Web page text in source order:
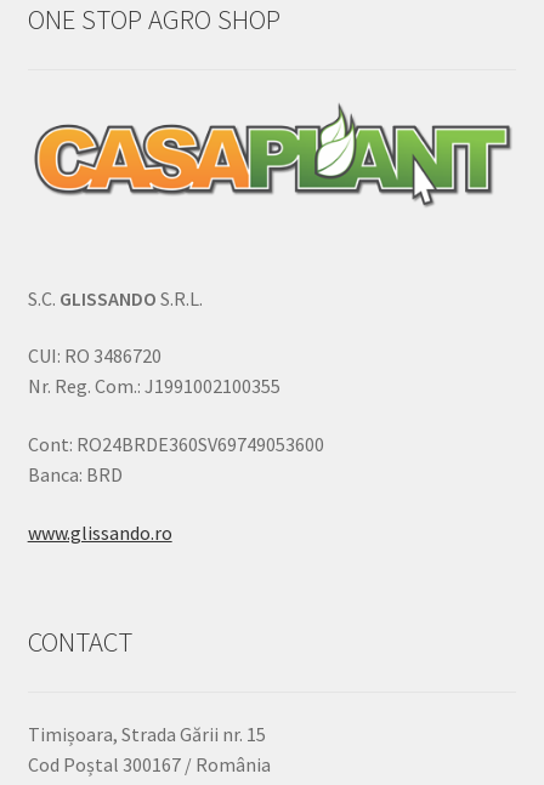
ONE STOP AGRO SHOP
S.C. GLISSANDO S.R.L.
CUI: RO 3486720
Nr. Reg. Com.: J1991002100355
Cont: RO24BRDE360SV69749053600
Banca: BRD
www.glissando.ro
CONTACT
Timișoara, Strada Gării nr. 15
Cod Poștal 300167 / România